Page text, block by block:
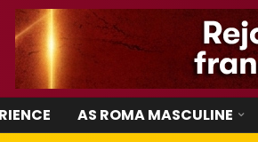
AS ROMA MASCULINE